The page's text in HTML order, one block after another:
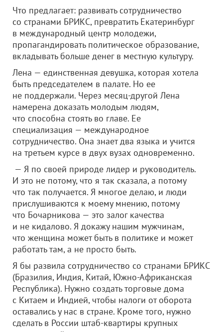
Что предлагает: развивать сотрудничество
со странами БРИКС, превратить Екатеринбург
в международный центр молодежи,
пропагандировать политическое образование,
вкладывать больше денег в местную культуру.
Лена — единственная девушка, которая хотела
быть председателем в палате. Но ее
не поддержали. Через месяц-другой Лена
намерена доказать молодым людям,
что способна стоять во главе. Ее
специализация — международное
сотрудничество. Она знает два языка и учится
на третьем курсе в двух вузах одновременно.
— Я по своей природе лидер и руководитель.
И это не потому, что я так сказала, а потому
что так получается. Я многое делаю, и люди
прислушиваются к моему мнению, потому
что Бочарникова — это залог качества
и не кидалово. Я докажу нашим мужчинам,
что женщина может быть в политике и может
работать там, а не просто быть.
Я бы развила сотрудничество со странами БРИКС
(Бразилия, Индия, Китай, Южно-Африканская
Республика). Нужно создать торговые дома
с Китаем и Индией, чтобы налоги от оборота
оставались у нас в стране. Кроме того, нужно
сделать в России штаб-квартиры крупных